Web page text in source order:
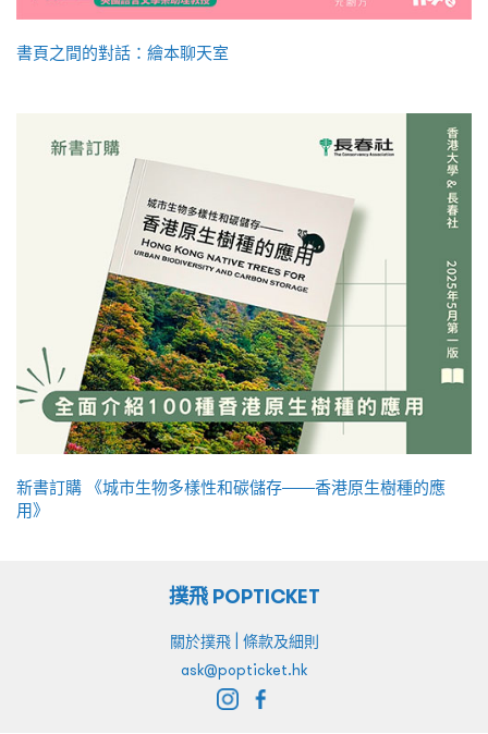
書頁之間的對話：繪本聊天室
新書訂購 《城市生物多樣性和碳儲存——香港原生樹種的應
用》
撲飛 POPTICKET
關於撲飛| 條款及細則
ask@popticket.hk